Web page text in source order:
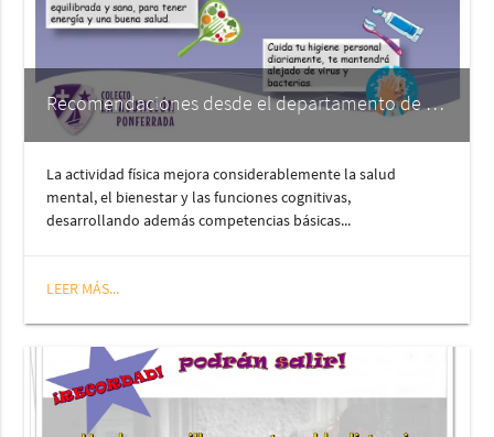
Recomendaciones desde el departamento de E.F.
La actividad física mejora considerablemente la salud
mental, el bienestar y las funciones cognitivas,
desarrollando además competencias básicas...
LEER MÁS...